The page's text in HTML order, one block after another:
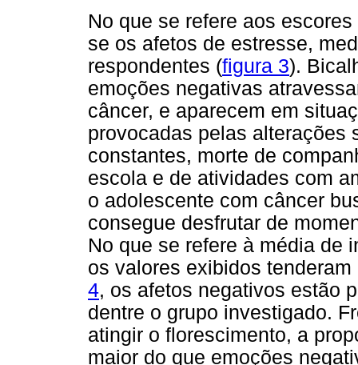
No que se refere aos
se os afetos de estresse,
respondentes (figura 3).
emoções negativas
câncer, e aparecem em
provocadas pelas alterações
constantes, morte de
escola e de atividades com
o adolescente com câncer
consegue desfrutar de
No que se refere à média de
os valores exibidos
4, os afetos negativos estão
dentre o grupo investigado.
atingir o florescimento, a
maior do que emoções